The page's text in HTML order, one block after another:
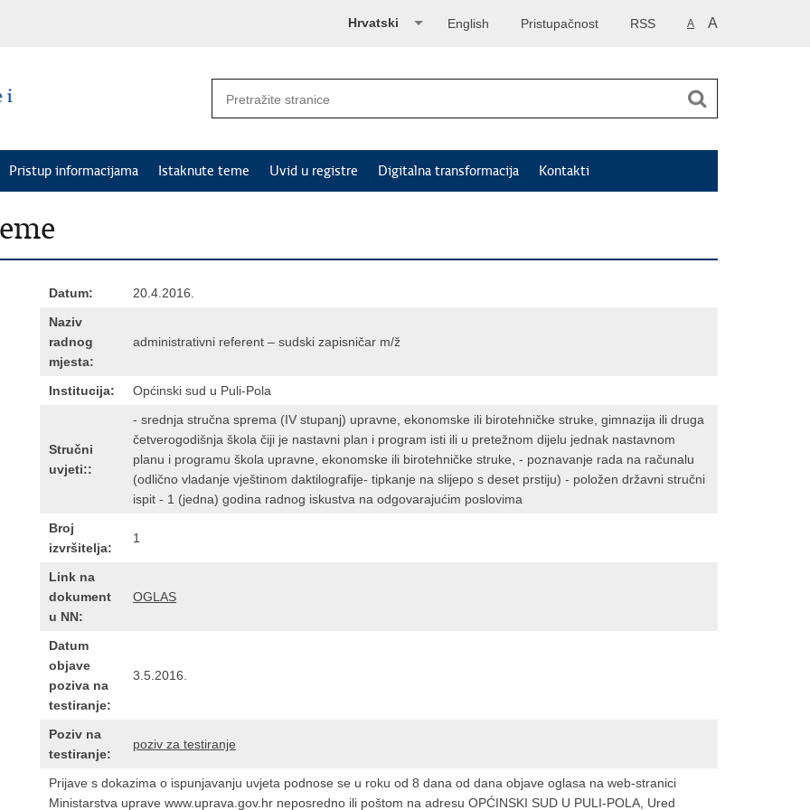
A A
RSS
Pristupačnost
English
Hrvatski
Pristup informacijama Istaknute teme Uvid u registre Digitalna transformacija Kontakti
Datum:
20.4.2016.
Naziv
radnog
mjesta:
administrativni referent – sudski zapisničar m/ž
Institucija: Općinski sud u Puli-Pola
Stručni
uvjeti::
- srednja stručna sprema (IV stupanj) upravne, ekonomske ili birotehničke struke, gimnazija ili druga
četverogodišnja škola čiji je nastavni plan i program isti ili u pretežnom dijelu jednak nastavnom
planu i programu škola upravne, ekonomske ili birotehničke struke, - poznavanje rada na računalu
(odlično vladanje vještinom daktilografije- tipkanje na slijepo s deset prstiju) - položen državni stručni
ispit - 1 (jedna) godina radnog iskustva na odgovarajućim poslovima
Broj
izvršitelja:
1
Link na
dokument
u NN:
OGLAS
Datum
objave
poziva na
testiranje:
3.5.2016.
Poziv na
testiranje:
poziv za testiranje
Prijave s dokazima o ispunjavanju uvjeta podnose se u roku od 8 dana od dana objave oglasa na web-stranici
Ministarstva uprave www.uprava.gov.hr neposredno ili poštom na adresu OPĆINSKI SUD U PULI-POLA, Ured